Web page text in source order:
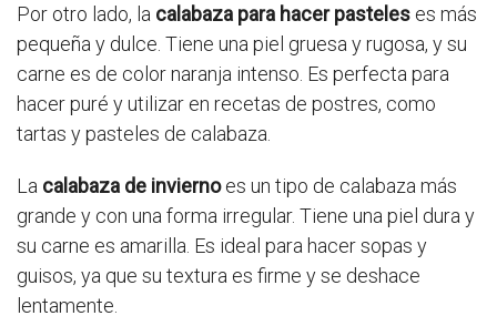
Por otro lado, la calabaza para hacer pasteles es más
pequeña y dulce. Tiene una piel gruesa y rugosa, y su
carne es de color naranja intenso. Es perfecta para
hacer puré y utilizar en recetas de postres, como
tartas y pasteles de calabaza.
La calabaza de inviernoes un tipo de calabaza más
grande y con una forma irregular. Tiene una piel dura y
su carne es amarilla. Es ideal para hacer sopas y
guisos, ya que su textura es firme y se deshace
lentamente.